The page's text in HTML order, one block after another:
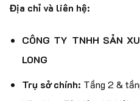
Địa chỉ và liên hệ:
CÔNG TY TNHH SẢN
LONG
Trụ sở chính: Tầng 2 &